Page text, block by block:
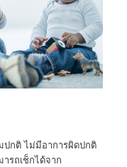
กติ ไม่มีอาการผิดปกติ
รถเช็กได้จาก